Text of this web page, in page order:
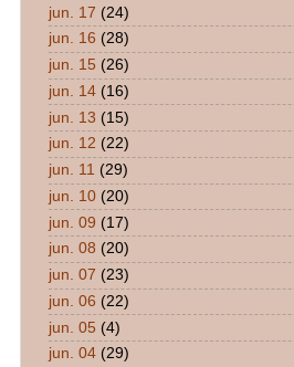
jun. 17 (24)
jun. 16 (28)
jun. 15 (26)
jun. 14 (16)
jun. 13 (15)
jun. 12 (22)
jun. 11 (29)
jun. 10 (20)
jun. 09 (17)
jun. 08 (20)
jun. 07 (23)
jun. 06 (22)
jun. 05 (4)
jun. 04 (29)